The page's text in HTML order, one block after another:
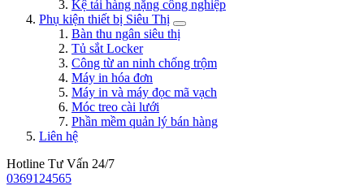
Kệ tải hàng nặng công nghiệp
Phụ kiện thiết bị Siêu Thị
Bàn thu ngân siêu thị
Tủ sắt Locker
Công từ an ninh chống trộm
Máy in hóa đơn
Máy in và máy đọc mã vạch
Móc treo cài lưới
Phần mềm quản lý bán hàng
Liên hệ
Hotline Tư Vấn 24/7
0369124565